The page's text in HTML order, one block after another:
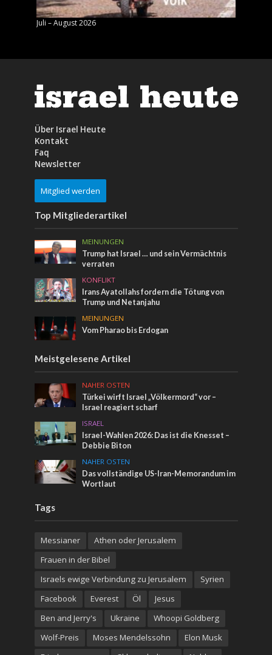
Juli – August 2026
Über Israel Heute
Kontakt
Faq
Newsletter
Mitglied werden
Top Mitgliederartikel
MEINUNGEN
Trump hat Israel … und sein Vermächtnis
verraten
KONFLIKT
Irans Ayatollahs fordern die Tötung von
Trump und Netanjahu
MEINUNGEN
Vom Pharao bis Erdogan
Meistgelesene Artikel
NAHER OSTEN
Türkei wirft Israel „Völkermord“ vor –
Israel reagiert scharf
ISRAEL
Israel-Wahlen 2026: Das ist die Knesset –
Debbie Biton
NAHER OSTEN
Das vollständige US-Iran-Memorandum im
Wortlaut
Tags
Messianer
Athen oder Jerusalem
Frauen in der Bibel
Israels ewige Verbindung zu Jerusalem
Syrien
Facebook
Everest Öl
Jesus
Ben and Jerry's
Ukraine
Whoopi Goldberg
Wolf-Preis
Moses Mendelssohn
Elon Musk